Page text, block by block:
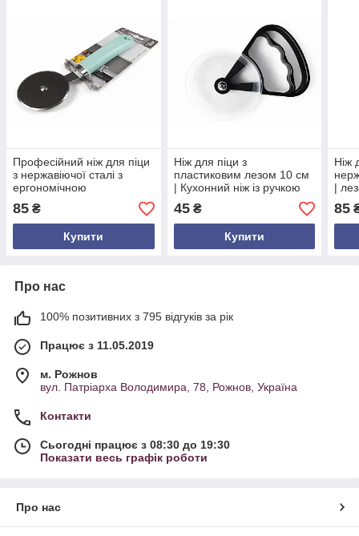
Професійний ніж для піци
з нержавіючої сталі з
ергономічною
пластиковою рукояткою
85 ₴
Купити
Ніж для піци з
пластиковим лезом 10 см
| Кухонний ніж із ручкою
16 см | Легкий і безпечний
інструмент для нарізання
піци, Україна
45₴
Купити
Ніж
|
85
Про нас
100% позитивних з 795 відгуків за рік
Працює з 11.05.2019
м. Рожнов
вул. Патріарха Володимира, 78, Рожнов, Україна
Контакти
Сьогодні працює з 08:30 до 19:30
Показати весь графік роботи
Про нас